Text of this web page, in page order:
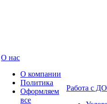
О нас
О компании
Политика
Оформляем
все
Работа с